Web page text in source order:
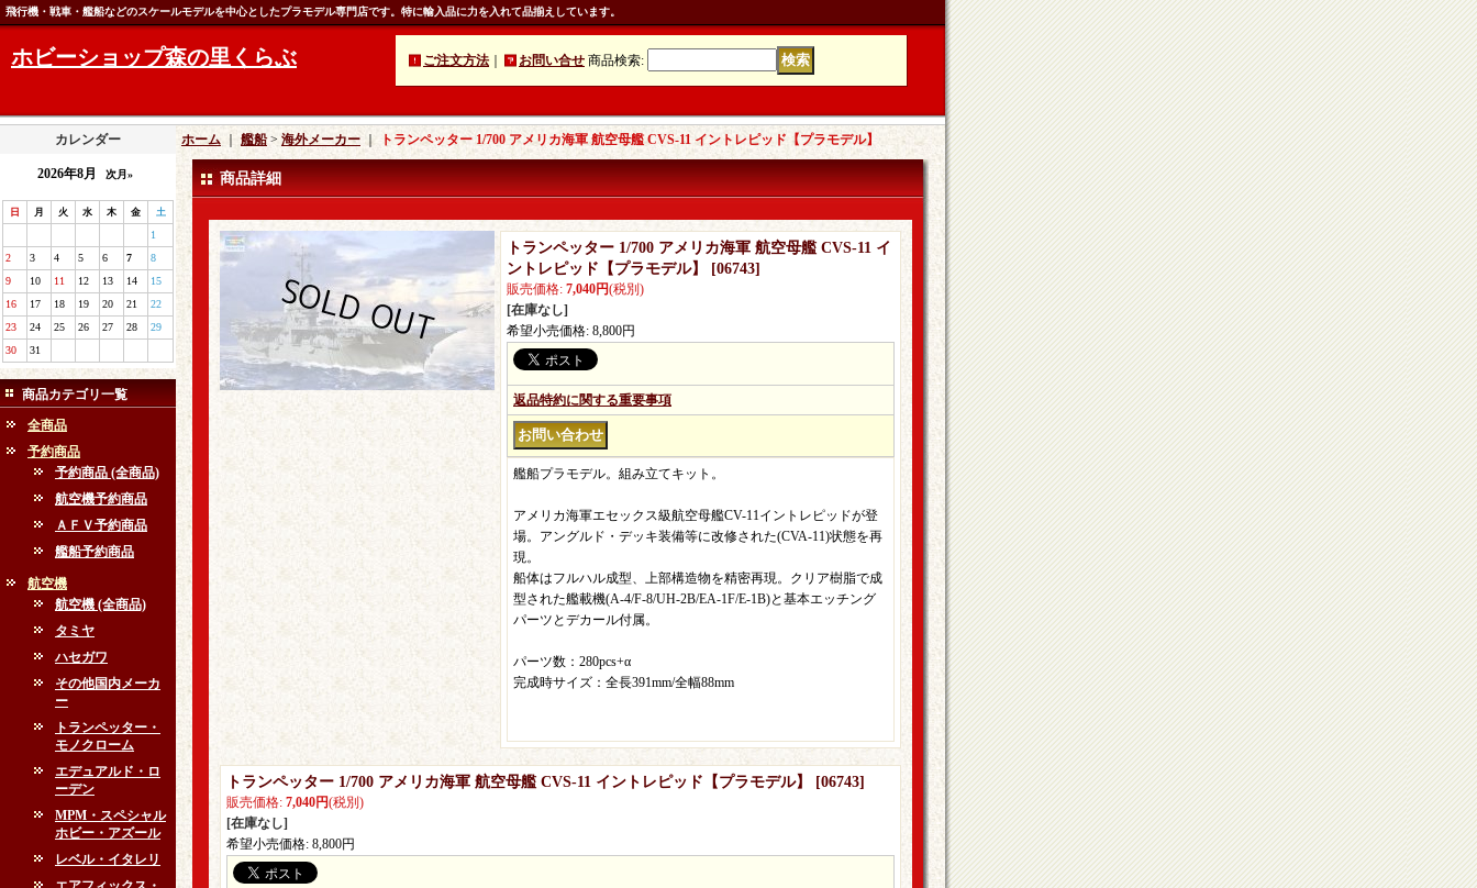
飛行機・戦車・艦船などのスケールモデルを中心としたプラモデル専門店です。特に輸入品に力を入れて品揃えしています。
ホビーショップ森の里くらぶ ご注文方法 お問い合せ 商品検索:
カレンダー
2026年8月 次月»
日 月 火 水 木 金 土
1
2
3 4 5 6 7
8
9
10 11 12 13 14
15
16
17 18 19 20 21
22
23
24 25 26 27 28
29
30
31
商品カテゴリ一覧
全商品
予約商品
予約商品 (全商品)
航空機予約商品
ＡＦＶ予約商品
艦船予約商品
航空機
航空機 (全商品)
タミヤ
ハセガワ
その他国内メーカ
ー
トランペッター・
モノクローム
エデュアルド・ロ
ーデン
MPM・スペシャル
ホビー・アズール
レベル・イタレリ
ホーム 艦船> 海外メーカー ｜ トランペッター 1/700 アメリカ海軍 航空母艦 CVS-11 イントレピッド【プラモデル】
商品詳細
トランペッター 1/700 アメリカ海軍 航空母艦 CVS-11 イ
ントレピッド【プラモデル】
[06743]
販売価格: 7,040円(税別)
[在庫なし]
希望小売価格: 8,800円
返品特約に関する重要事項
艦船プラモデル。組み立てキット。
アメリカ海軍エセックス級航空母艦CV-11イントレピッドが登
場。アングルド・デッキ装備等に改修された(CVA-11)状態を再
現。
船体はフルハル成型、上部構造物を精密再現。クリア樹脂で成
型された艦載機(A-4/F-8/UH-2B/EA-1F/E-1B)と基本エッチング
パーツとデカール付属。
パーツ数：280pcs+α
完成時サイズ：全長391mm/全幅88mm
トランペッター 1/700 アメリカ海軍 航空母艦 CVS-11 イントレピッド【プラモデル】 [06743]
販売価格: 7,040円(税別)
[在庫なし]
希望小売価格: 8,800円